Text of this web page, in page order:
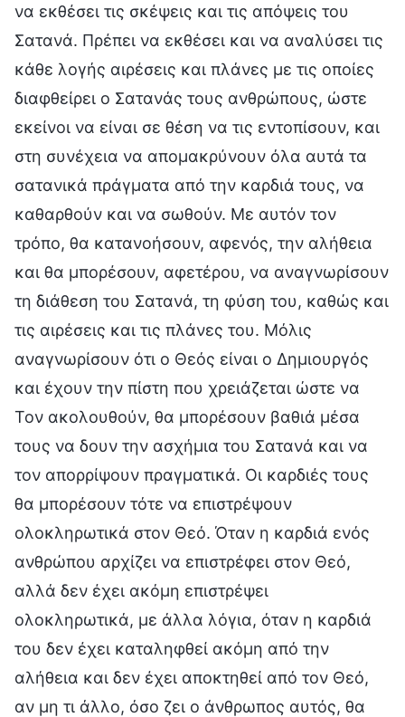
να εκθέσει τις σκέψεις και τις απόψεις του
Σατανά. Πρέπει να εκθέσει και να αναλύσει τις
κάθε λογής αιρέσεις και πλάνες με τις οποίες
διαφθείρει ο Σατανάς τους ανθρώπους, ώστε
εκείνοι να είναι σε θέση να τις εντοπίσουν, και
στη συνέχεια να απομακρύνουν όλα αυτά τα
σατανικά πράγματα από την καρδιά τους, να
καθαρθούν και να σωθούν. Με αυτόν τον
τρόπο, θα κατανοήσουν, αφενός, την αλήθεια
και θα μπορέσουν, αφετέρου, να αναγνωρίσουν
τη διάθεση του Σατανά, τη φύση του, καθώς και
τις αιρέσεις και τις πλάνες του. Μόλις
αναγνωρίσουν ότι ο Θεός είναι ο Δημιουργός
και έχουν την πίστη που χρειάζεται ώστε να
Τον ακολουθούν, θα μπορέσουν βαθιά μέσα
τους να δουν την ασχήμια του Σατανά και να
τον απορρίψουν πραγματικά. Οι καρδιές τους
θα μπορέσουν τότε να επιστρέψουν
ολοκληρωτικά στον Θεό. Όταν η καρδιά ενός
ανθρώπου αρχίζει να επιστρέφει στον Θεό,
αλλά δεν έχει ακόμη επιστρέψει
ολοκληρωτικά, με άλλα λόγια, όταν η καρδιά
του δεν έχει καταληφθεί ακόμη από την
αλήθεια και δεν έχει αποκτηθεί από τον Θεό,
αν μη τι άλλο, όσο ζει ο άνθρωπος αυτός, θα